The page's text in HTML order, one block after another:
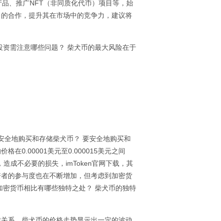
、推广NFT（非同质化代币）项目等，始
合作，提升其在市场中的竞争力，建议将
需注意哪些问题？ 柴犬币的最大风险在于
地购买和存储柴犬币？ 要安全地购买和
格在0.00001美元至0.000015美元之间
成不必要的损失，imToken官网下载，其
的参与度也在不断增加，但考虑到加密货
货币相比有哪些独特之处？ 柴犬币的独特